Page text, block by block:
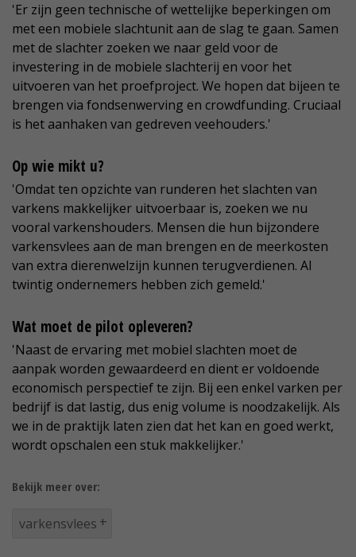
'Er zijn geen technische of wettelijke beperkingen om
met een mobiele slachtunit aan de slag te gaan. Samen
met de slachter zoeken we naar geld voor de
investering in de mobiele slachterij en voor het
uitvoeren van het proefproject. We hopen dat bijeen te
brengen via fondsenwerving en crowdfunding. Cruciaal
is het aanhaken van gedreven veehouders.'
Op wie mikt u?
'Omdat ten opzichte van runderen het slachten van
varkens makkelijker uitvoerbaar is, zoeken we nu
vooral varkenshouders. Mensen die hun bijzondere
varkensvlees aan de man brengen en de meerkosten
van extra dierenwelzijn kunnen terugverdienen. Al
twintig ondernemers hebben zich gemeld.'
Wat moet de pilot opleveren?
'Naast de ervaring met mobiel slachten moet de
aanpak worden gewaardeerd en dient er voldoende
economisch perspectief te zijn. Bij een enkel varken per
bedrijf is dat lastig, dus enig volume is noodzakelijk. Als
we in de praktijk laten zien dat het kan en goed werkt,
wordt opschalen een stuk makkelijker.'
Bekijk meer over:
varkensvlees